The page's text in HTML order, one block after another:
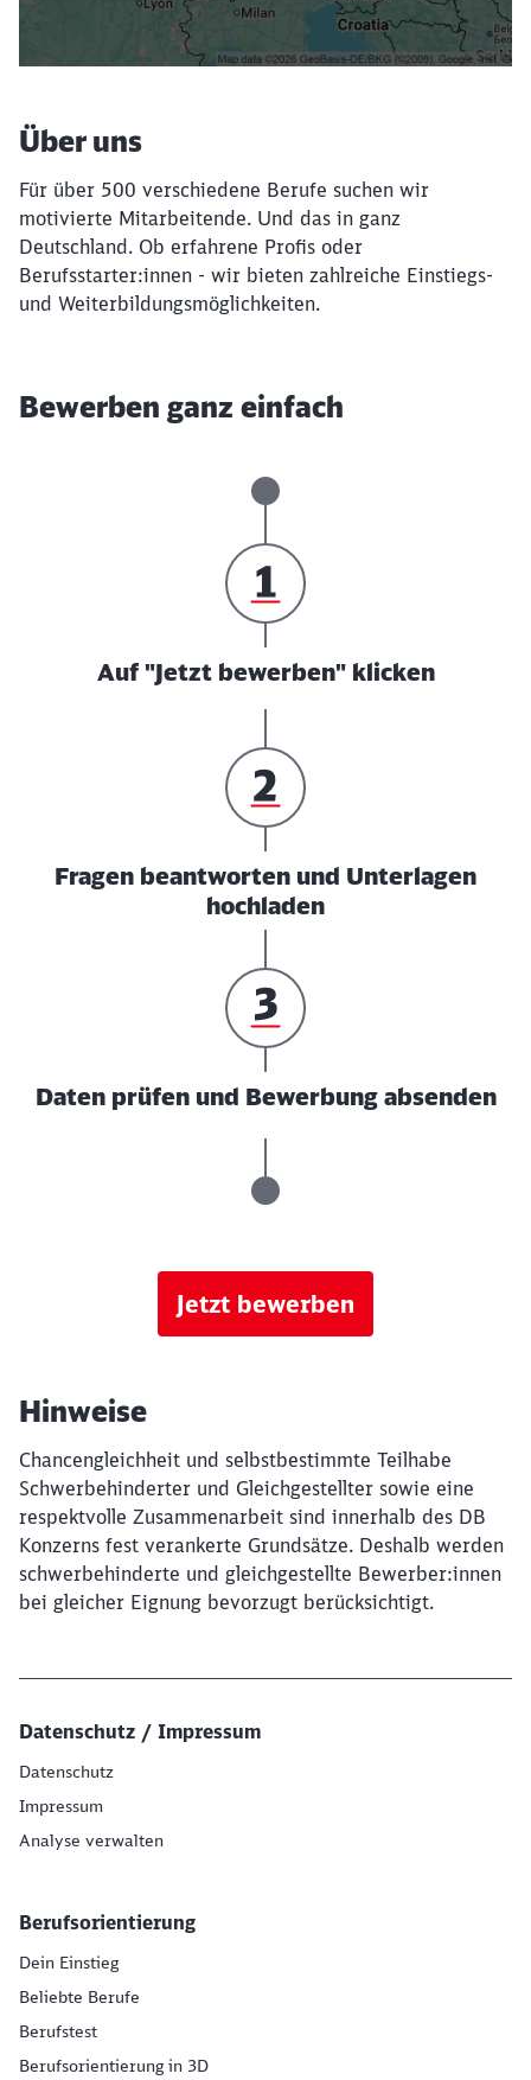
Filter setzen
Über uns
Für über 500 verschiedene Berufe suchen wir
motivierte Mitarbeitende. Und das in ganz
Deutschland. Ob erfahrene Profis oder
Berufsstarter:innen - wir bieten zahlreiche Einstiegs-
und Weiterbildungsmöglichkeiten.
Bewerben ganz einfach
Auf "Jetzt bewerben" klicken
Fragen beantworten und Unterlagen
hochladen
Daten prüfen und Bewerbung absenden
Jetzt bewerben
Hinweise
Chancengleichheit und selbstbestimmte Teilhabe
Schwerbehinderter und Gleichgestellter sowie eine
respektvolle Zusammenarbeit sind innerhalb des DB
Konzerns fest verankerte Grundsätze. Deshalb werden
schwerbehinderte und gleichgestellte Bewerber:innen
bei gleicher Eignung bevorzugt berücksichtigt.
Datenschutz / Impressum
Datenschutz
Impressum
Analyse verwalten
Berufsorientierung
Dein Einstieg
Beliebte Berufe
Berufstest
Berufsorientierung in 3D